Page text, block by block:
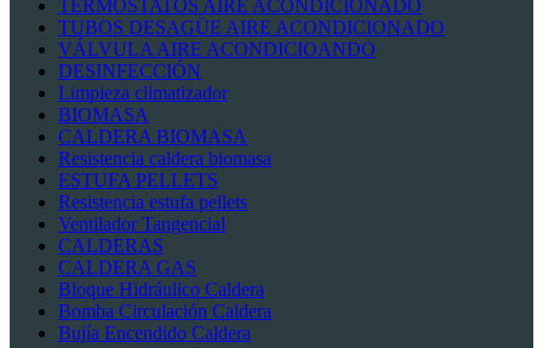
TERMOSTATOS AIRE ACONDICIONADO
TUBOS DESAGÜE AIRE ACONDICIONADO
VÁLVULA AIRE ACONDICIOANDO
DESINFECCIÓN
Limpieza climatizador
BIOMASA
CALDERA BIOMASA
Resistencia caldera biomasa
ESTUFA PELLETS
Resistencia estufa pellets
Ventilador Tangencial
CALDERAS
CALDERA GAS
Bloque Hidráulico Caldera
Bomba Circulación Caldera
Bujía Encendido Caldera